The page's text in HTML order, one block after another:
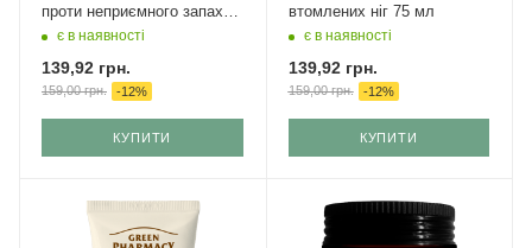
проти неприємного запаху
75 мл
є в наявності
139,92 грн.
159,00грн. -12%
КУПИТИ
втомлених ніг 75 мл
є в наявності
139,92грн.
159,00грн. -12%
КУПИТИ